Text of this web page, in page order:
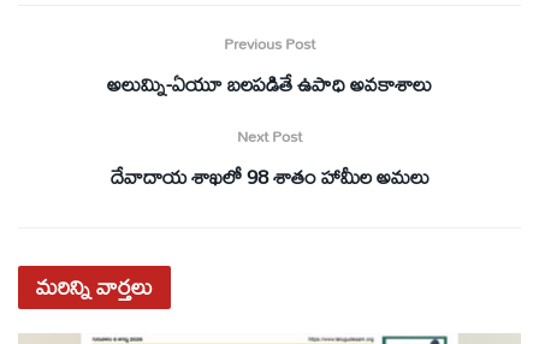
Previous Post
అలుమ్ని-ఏయూ బలపడితే ఉపాధి అవకాశాలు
Next Post
దేవాదాయ శాఖలో 98 శాతం హామీల అమలు
మరిన్నివార్తలు